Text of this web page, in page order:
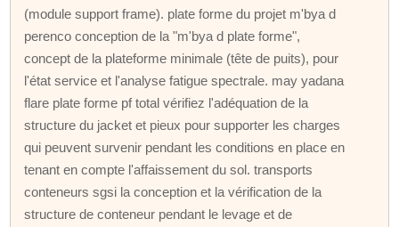
(module support frame). plate forme du projet m'bya d
perenco conception de la "m'bya d plate forme",
concept de la plateforme minimale (tête de puits), pour
l'état service et l'analyse fatigue spectrale. may yadana
flare plate forme pf total vérifiez l'adéquation de la
structure du jacket et pieux pour supporter les charges
qui peuvent survenir pendant les conditions en place en
tenant en compte l'affaissement du sol. transports
conteneurs sgsi la conception et la vérification de la
structure de conteneur pendant le levage et de